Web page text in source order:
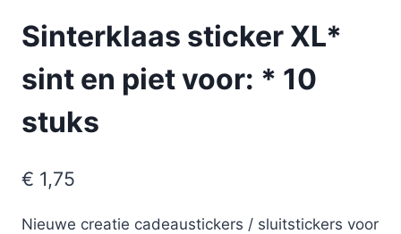
Sinterklaas sticker XL*
sint en piet voor: * 10
stuks
€ 1,75
Nieuwe creatie cadeaustickers / sluitstickers voor